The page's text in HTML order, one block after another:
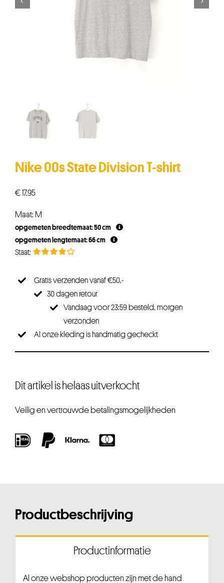
Nike 00s State Division T-shirt
€17,95
Maat: M
opgemeten breedtemaat: 50 cm
opgemeten lengtemaat: 66 cm
Gratis verzenden vanaf €50,-
30 dagen retour
Vandaag voor 23:59 besteld, morgen
verzonden
Al onze kleding is handmatig gecheckt
Dit artikel is helaas uitverkocht
Veilig en vertrouwde betalingsmogelijkheden
Productbeschrijving
Productinformatie
Al onze webshop producten zijn met de hand